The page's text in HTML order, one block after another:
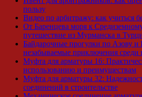
пользу
Видео по арбитражу: как учиться
От Баренцева моря к
путешествие из Мурманска в
Байдарочные прогулки по Азову и
незабываемые приключения среди
Муфта для арматуры 16:
использованию и преимуществам
Муфта для арматуры 32:
соединений в строительстве